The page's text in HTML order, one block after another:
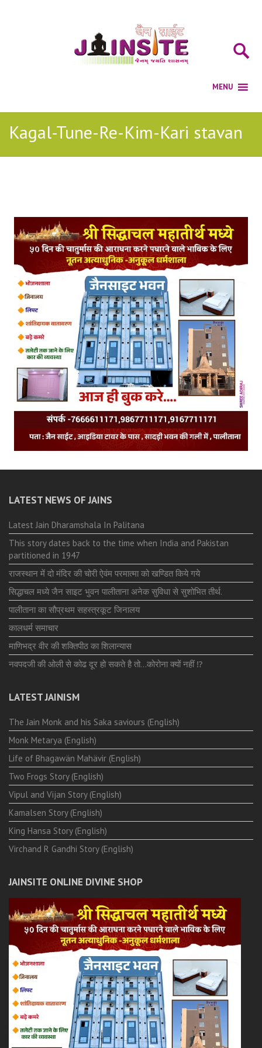
Kagal-Tune-Re-Kim-Kari stavan
LATEST NEWS OF JAINS
Latest Jain Dharamshala In Palitana
This story dates back to the time when India and Pakistan
partitioned in 1947
राजस्थान में दो मंदिर की चोरी ऐवंम परमात्मा को खण्डित किये गये
सिद्धाचल मध्ये जैन साइट भुवन पालीताना अनेक सुविधा से सुशोभित तीर्थ.
पालीताना का सौप्रथम सहस्त्रकूट जिनालय
कालधर्म समाचार
माणिभद्र वीर की शक्तिपीठ का शिलान्यास
नवपदजी की ओली से कोढ दूर हो सकते है तो…कोरोना क्यों नहीं ⁉️
LATEST JAINISM
The Jain Monk and his Saka saviours (English)
Monk Metarya (English)
Life of Bhagawän Mahävir (English)
Two Frogs Story (English)
Vipul and Vijan Story (English)
Kamalsen Story (English)
King Hansa Story (English)
Virchand R Gandhi Story (English)
JAINSITE ONLINE DIVINE SHOP